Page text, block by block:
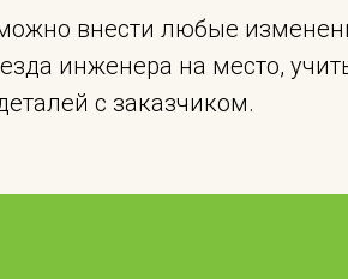
внести любые
инженера на место,
с заказчиком.